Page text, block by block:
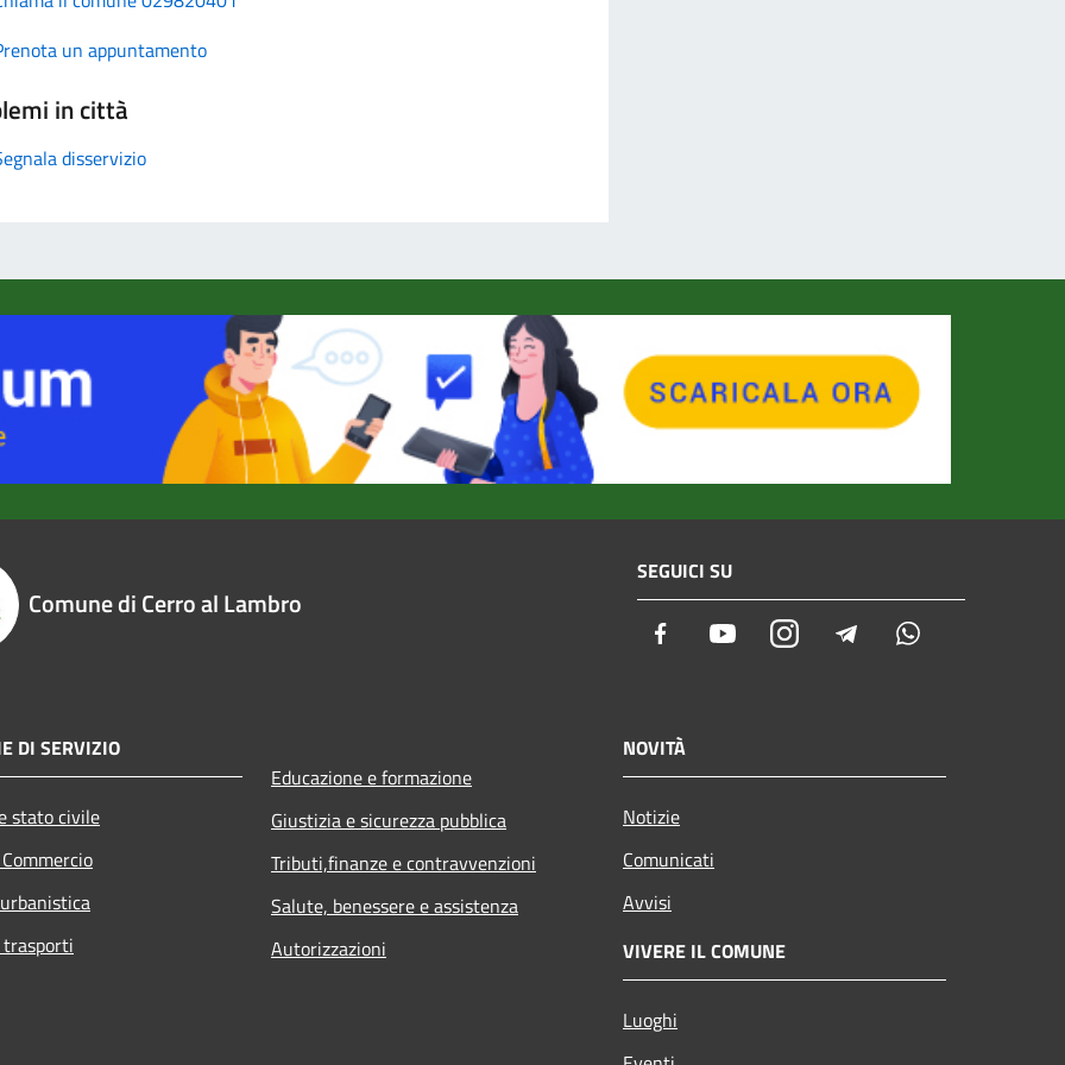
un appuntamento
in città
disservizio
Comune di Cerro al Lambro
SEGUICI SU
Facebook YoutubeInstagramTelegram
DI SERVIZIO
stato civile
Educazione e formazione
Giustizia e sicurezza pubblica
Tributi,finanze e contravvenzioni
Salute, benessere e assistenza
Autorizzazioni
NOVITÀ
Notizie
Comunicati
Avvisi
VIVERE IL COMUNE
Luoghi